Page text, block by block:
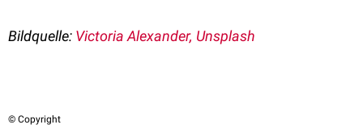
Bildquelle: Victoria Alexander, Unsplash
© Copyright